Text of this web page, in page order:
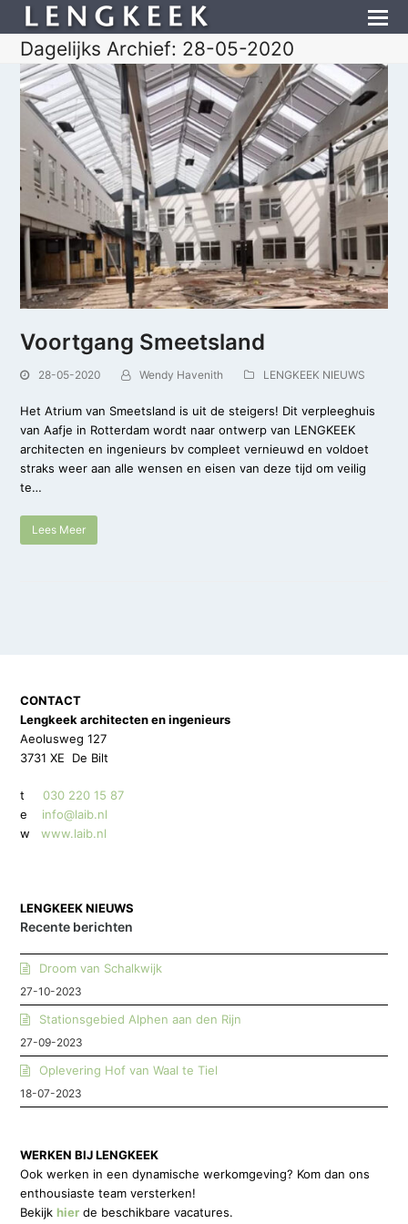
Dagelijks Archief: 28-05-2020
Voortgang Smeetsland
28-05-2020 Wendy Havenith LENGKEEK NIEUWS
Het Atrium van Smeetsland is uit de steigers! Dit verpleeghuis
van Aafje in Rotterdam wordt naar ontwerp van LENGKEEK
architecten en ingenieurs bv compleet vernieuwd en voldoet
straks weer aan alle wensen en eisen van deze tijd om veilig
te…
Lees Meer
CONTACT
Lengkeek architecten en ingenieurs
Aeolusweg 127
3731 XE De Bilt
t030 220 15 87
e info@laib.nl
w
www.laib.nl
LENGKEEK NIEUWS
Recente berichten
Droom van Schalkwijk
27-10-2023
Stationsgebied Alphen aan den Rijn
27-09-2023
Oplevering Hof van Waal te Tiel
18-07-2023
WERKEN BIJ LENGKEEK
Ook werken in een dynamische werkomgeving? Kom dan ons
enthousiaste team versterken!
Bekijkhier de beschikbare vacatures.